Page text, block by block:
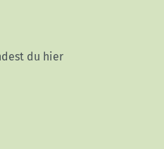
du hier